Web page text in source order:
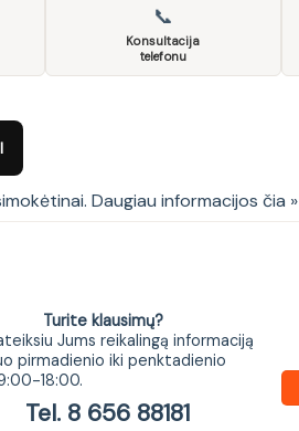
📞
Konsultacija
telefonu
Roco 13
Daugiau informacijos čia »
klausimų?
Jums reikalingą informaciją
pirmadienio iki penktadienio
18:00.
Tel. 8 656 88181